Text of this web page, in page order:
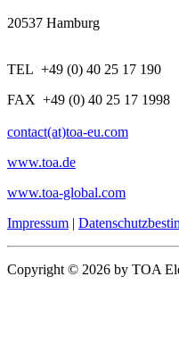
20537 Hamburg
TEL +49 (0) 40 25 17 190
FAX +49 (0) 40 25 17 1998
contact(at)toa-eu.com
www.toa.de
www.toa-global.com
Impressum |
Copyright © 2026 by TOA